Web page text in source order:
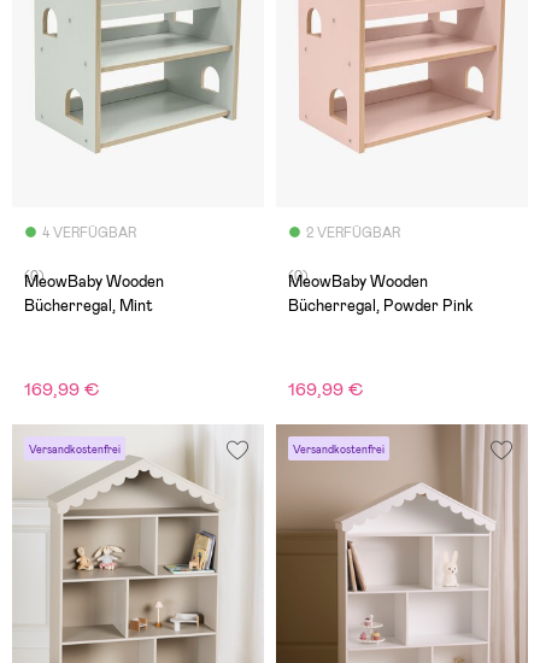
4 VERFÜGBAR
(0)
MeowBaby Wooden
Bücherregal, Mint
169,99 €
2 VERFÜGBAR
(0)
MeowBaby Wooden
Bücherregal, Powder Pink
169,99 €
Versandkostenfrei Versandkostenfrei